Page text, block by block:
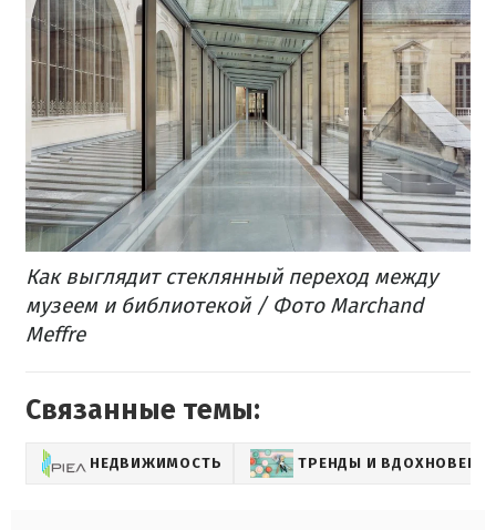
Как выглядит стеклянный переход между
музеем и библиотекой / Фото Marchand
Meffre
Связанные темы:
НЕДВИЖИМОСТЬ ТРЕНДЫ И ВДОХНОВЕНИЕ